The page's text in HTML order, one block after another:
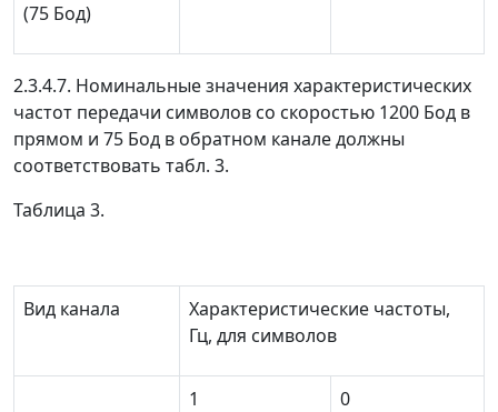
(75 Бод)
2.3.4.7. Номинальные значения характеристических
частот передачи символов со скоростью 1200 Бод в
прямом и 75 Бод в обратном канале должны
соответствовать табл. 3.
Таблица 3.
Вид канала
Характеристические частоты,
Гц, для символов
1 0